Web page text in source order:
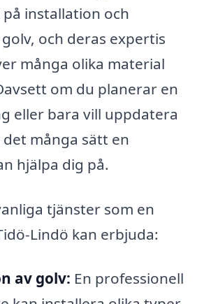
installation och
och deras expertis
många olika material
om du planerar en
eller bara vill uppdatera
många sätt en
hjälpa dig på.
tjänster som en
Lindö kan erbjuda:
av golv: En professionell